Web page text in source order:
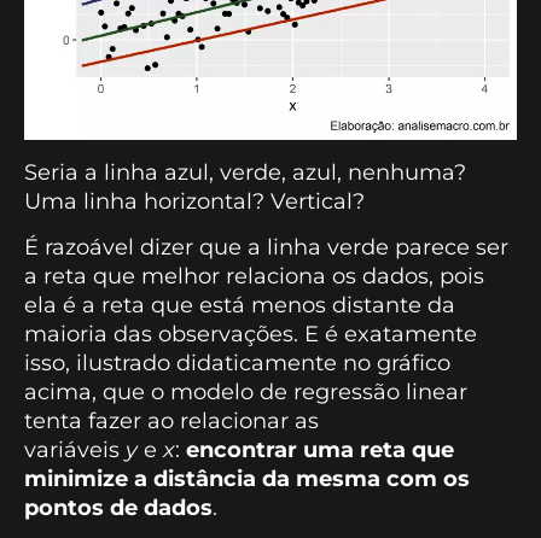
Seria a linha azul, verde, azul, nenhuma?
Uma linha horizontal? Vertical?
É razoável dizer que a linha verde parece ser
a reta que melhor relaciona os dados, pois
ela é a reta que está menos distante da
maioria das observações. E é exatamente
isso, ilustrado didaticamente no gráfico
acima, que o modelo de regressão linear
tenta fazer ao relacionar as
variáveis yex: encontrar uma reta que
minimize a distância da mesma com os
pontos de dados.